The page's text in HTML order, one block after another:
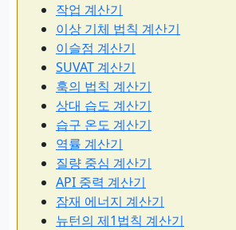
작업 계산기
이상 기체 법칙 계산기
이슬점 계산기
SUVAT 계산기
훅의 법칙 계산기
상대 습도 계산기
습구 온도 계산기
역률 계산기
질량 중심 계산기
API 중력 계산기
잠재 에너지 계산기
뉴턴의 제1법칙 계산기